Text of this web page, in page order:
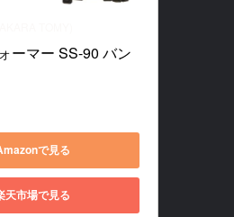
ーマー SS-90 バン
で見る
天市場で見る